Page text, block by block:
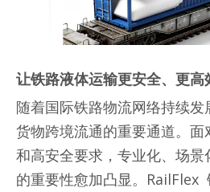
让铁路液体运输更安全、更高
随着国际铁路物流网络持续
货物跨境流通的重要通道。
和高安全要求，专业化、场
的重要性愈加凸显。RailFlex